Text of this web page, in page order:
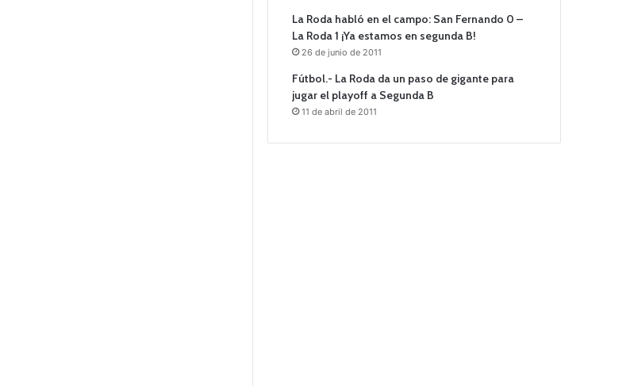
La Roda habló en el campo: San Fernando 0 –
La Roda 1 ¡Ya estamos en segunda B!
26 de junio de 2011
Fútbol.- La Roda da un paso de gigante para
jugar el playoff a Segunda B
11 de abril de 2011